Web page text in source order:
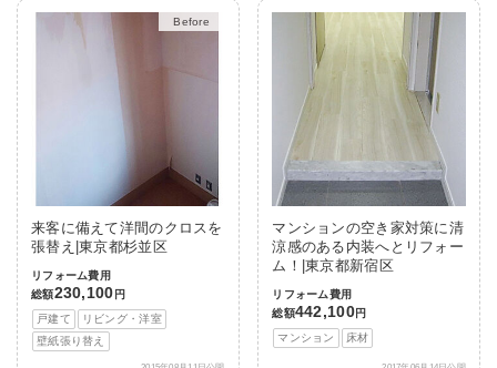
After
来客に備えて洋間のクロスを
張替え|東京都杉並区
リフォーム費用
総額230,100 円
戸建て
リビング・洋室
壁紙張り替え
マンションの空き家対策に清
涼感のある内装へとリフォー
ム！|東京都新宿区
リフォーム費用
総額442,100円
マンション
床材